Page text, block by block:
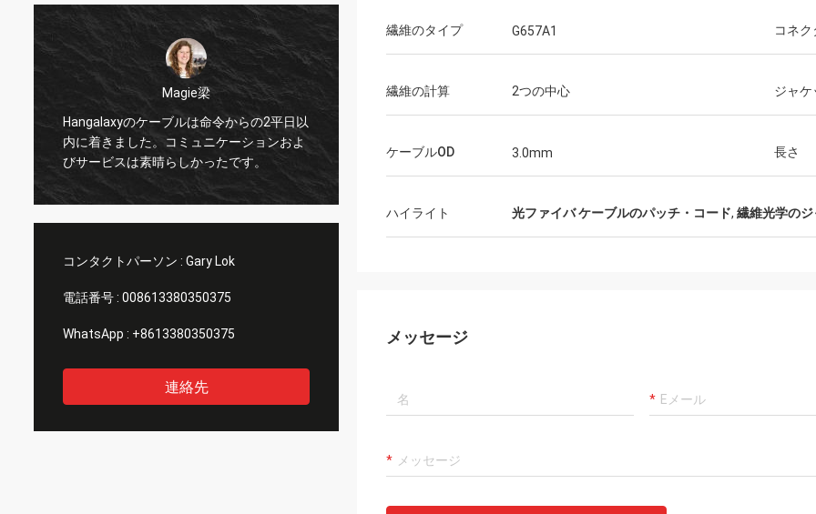
Tracyルーシー
私は偉大な人を働かせることこれらのアダ
プターを見つけて嬉しいです。ちょうど私
の新しい繊維に合うことを私は必要とした
か何が。
ジョンの印
Hangalaxyは1m、2m、3m、5m、7m、
QSFP28の活動的な光ケーブルを提供し、
コンタクトパーソン : Gary Lok
電話番号 : 008613380350375
WhatsApp : +8613380350375
連絡先
繊維のタイプ G657A1 コネ
繊維の計算 2つの中心 ジャケ
ケーブルOD 3.0mm 長さ
ハイライト 光ファイバ ケーブルのパッチ・コード, 繊維光学の
メッセージ